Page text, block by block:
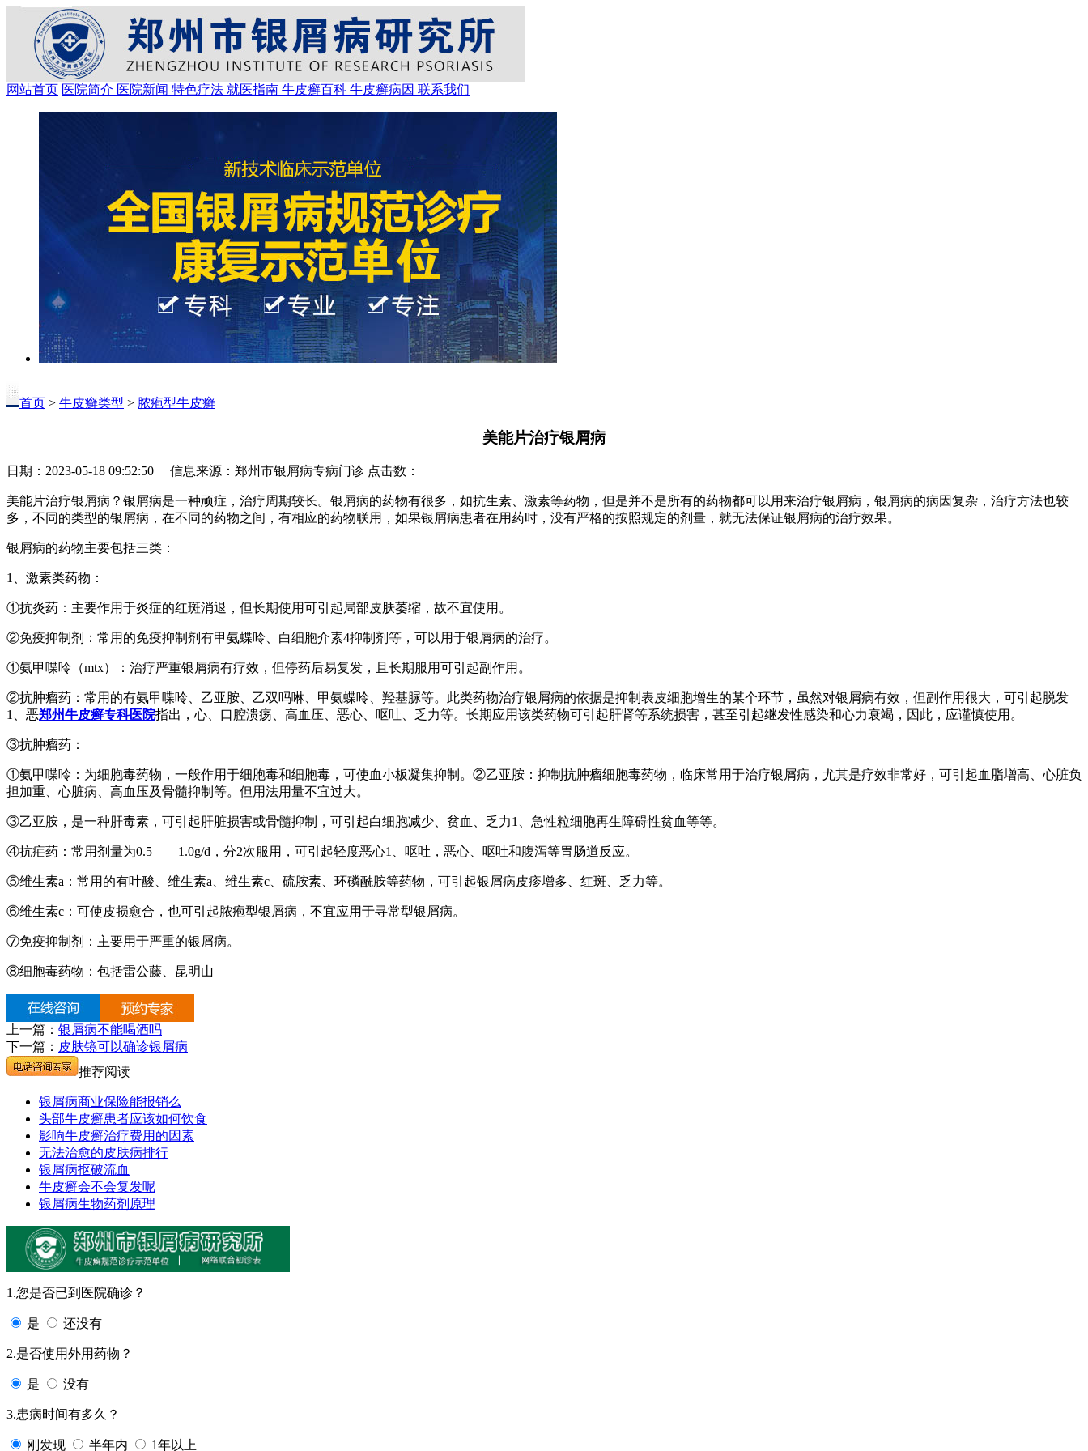
网站首页 医院简介 医院新闻 特色疗法 就医指南 牛皮癣百科 牛皮癣病因 联系我们
首页 > 牛皮癣类型 > 脓疱型牛皮癣
美能片治疗银屑病
日期：2023-05-18 09:52:50 信息来源：郑州市银屑病专病门诊 点击数：
美能片治疗银屑病？银屑病是一种顽症，治疗周期较长。银屑病的药物有很多，如抗生素、激素等药物，但是并不是所有的药物都可以用来治疗银屑病，银屑病的病因复杂，治疗方法也较
多，不同的类型的银屑病，在不同的药物之间，有相应的药物联用，如果银屑病患者在用药时，没有严格的按照规定的剂量，就无法保证银屑病的治疗效果。
银屑病的药物主要包括三类：
1、激素类药物：
①抗炎药：主要作用于炎症的红斑消退，但长期使用可引起局部皮肤萎缩，故不宜使用。
②免疫抑制剂：常用的免疫抑制剂有甲氨蝶呤、白细胞介素4抑制剂等，可以用于银屑病的治疗。
①氨甲喋呤（mtx）：治疗严重银屑病有疗效，但停药后易复发，且长期服用可引起副作用。
②抗肿瘤药：常用的有氨甲喋呤、乙亚胺、乙双吗啉、甲氨蝶呤、羟基脲等。此类药物治疗银屑病的依据是抑制表皮细胞增生的某个环节，虽然对银屑病有效，但副作用很大，可引起脱发
1、恶郑州牛皮癣专科医院指出，心、口腔溃疡、高血压、恶心、呕吐、乏力等。长期应用该类药物可引起肝肾等系统损害，甚至引起继发性感染和心力衰竭，因此，应谨慎使用。
③抗肿瘤药：
①氨甲喋呤：为细胞毒药物，一般作用于细胞毒和细胞毒，可使血小板凝集抑制。②乙亚胺：抑制抗肿瘤细胞毒药物，临床常用于治疗银屑病，尤其是疗效非常好，可引起血脂增高、心脏负
担加重、心脏病、高血压及骨髓抑制等。但用法用量不宜过大。
③乙亚胺，是一种肝毒素，可引起肝脏损害或骨髓抑制，可引起白细胞减少、贫血、乏力1、急性粒细胞再生障碍性贫血等等。
④抗疟药：常用剂量为0.5——1.0g/d，分2次服用，可引起轻度恶心1、呕吐，恶心、呕吐和腹泻等胃肠道反应。
⑤维生素a：常用的有叶酸、维生素a、维生素c、硫胺素、环磷酰胺等药物，可引起银屑病皮疹增多、红斑、乏力等。
⑥维生素c：可使皮损愈合，也可引起脓疱型银屑病，不宜应用于寻常型银屑病。
⑦免疫抑制剂：主要用于严重的银屑病。
⑧细胞毒药物：包括雷公藤、昆明山
上一篇： 银屑病不能喝酒吗
下一篇： 皮肤镜可以确诊银屑病
推荐阅读
银屑病商业保险能报销么
头部牛皮癣患者应该如何饮食
影响牛皮癣治疗费用的因素
无法治愈的皮肤病排行
银屑病抠破流血
牛皮癣会不会复发呢
银屑病生物药剂原理
1.您是否已到医院确诊？
是 还没有
2.是否使用外用药物？
是 没有
3.患病时间有多久？
刚发现 半年内 1年以上